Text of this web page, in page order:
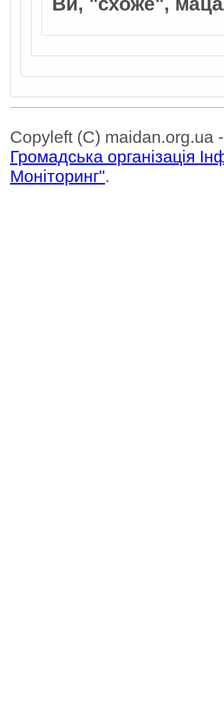
Copyleft (C) maidan.org.ua
Громадська організація
Моніторинг".